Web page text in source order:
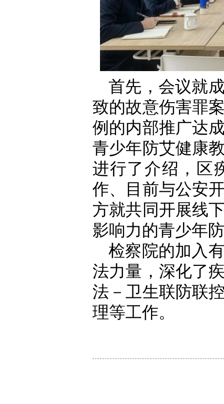
首先，会议就
致的故意伤害罪
例的内部推广达
青少年防艾健康
进行了介绍，区
作、目前与公安
方就共同开展线
影响力的青少年
检察院的加入
法力量，深化了
法－卫生联防联
理等工作。